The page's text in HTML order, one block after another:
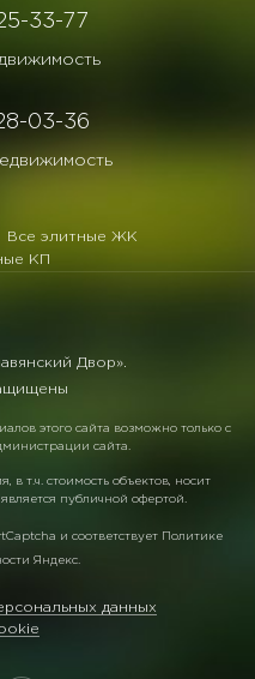
33-77
03-36
Все элитные ЖК
КП
Двор».
этого сайта возможно только с
сайта.
в т.ч. стоимость объектов, носит
публичной офертой.
и соответствует Политике
Яндекс.
данных